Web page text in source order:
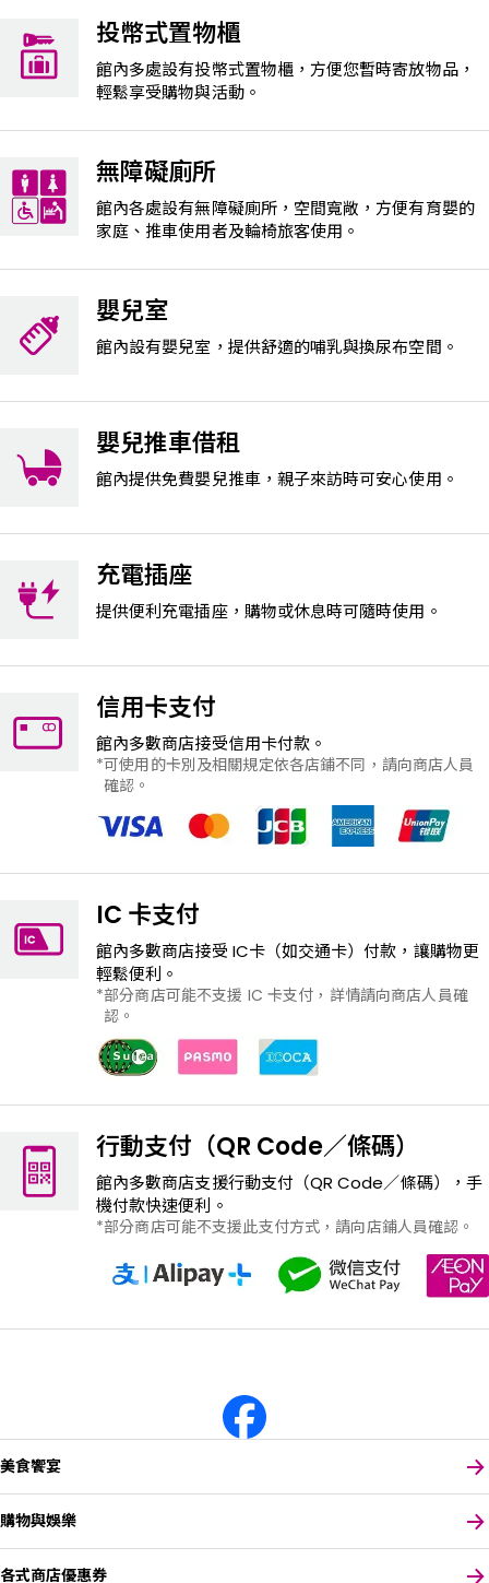
投幣式置物櫃
館內多處設有投幣式置物櫃，方便您暫時寄放物品，
輕鬆享受購物與活動。
無障礙廁所
館內各處設有無障礙廁所，空間寬敞，方便有育嬰的
家庭、推車使用者及輪椅旅客使用。
嬰兒室
館內設有嬰兒室，提供舒適的哺乳與換尿布空間。
嬰兒推車借租
館內提供免費嬰兒推車，親子來訪時可安心使用。
充電插座
提供便利充電插座，購物或休息時可隨時使用。
信用卡支付
館內多數商店接受信用卡付款。
可使用的卡別及相關規定依各店鋪不同，請向商店人員
確認。
IC 卡支付
館內多數商店接受 IC卡（如交通卡）付款，讓購物更
輕鬆便利。
部分商店可能不支援 IC 卡支付，詳情請向商店人員確
認。
行動支付（QR Code／條碼）
館內多數商店支援行動支付（QR Code／條碼），手
機付款快速便利。
部分商店可能不支援此支付方式，請向店鋪人員確認。
美食饗宴
購物與娛樂
各式商店優惠券